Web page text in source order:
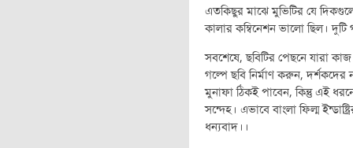
এতকিছুর মাঝে মুভিটির যে
কালার কম্বিনেশন ভালো ছিল।
সবশেষে, ছবিটির পেছনে যারা
গল্পে ছবি নির্মাণ করুন,
মুনাফা ঠিকই পাবেন, কিন্তু এই
সন্দেহ। এভাবে বাংলা ফিল্ম
ধন্যবাদ।।